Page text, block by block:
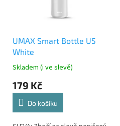
UMAX Smart Bottle U5
White
Skladem (i ve slevě)
179 Kč
Do košíku